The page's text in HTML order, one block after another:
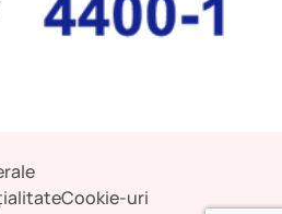
Cookie-uri